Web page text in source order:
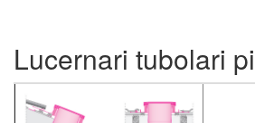
Lucernari tubolari